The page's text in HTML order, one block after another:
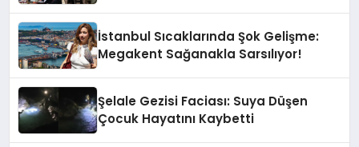
İstanbul Sıcaklarında Şok Gelişme:
Megakent Sağanakla Sarsılıyor!
Şelale Gezisi Faciası: Suya Düşen
Çocuk Hayatını Kaybetti